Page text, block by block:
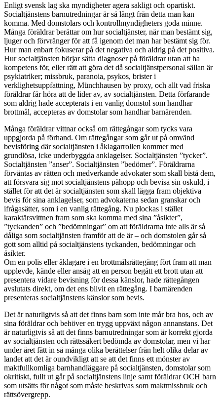
Enligt svensk lag ska myndigheter agera sakligt och opartiskt.
Socialtjänstens barnutredningar är så långt från detta man kan
komma. Med domstolars och kontrollmyndigheters goda minne.
Många föräldrar berättar om hur socialtjänster, när man bestämt sig,
ljuger och förvränger för att få igenom det man har bestämt sig för.
Hur man enbart fokuserar på det negativa och aldrig på det positiva.
Hur socialtjänsten börjar sätta diagnoser på föräldrar utan att ha
kompetens för, eller rätt att göra det då socialtjänstpersonal sällan är
psykiatriker; missbruk, paranoia, psykos, brister i
verklighetsuppfattning, Münchhausen by proxy, och allt vad friska
föräldrar får höra att de lider av, av socialtjänsten. Detta förfarande
som aldrig hade accepterats i en vanlig domstol som handhar
brottmål, accepteras av domstolar som handhar barnärenden.
Många föräldrar vittnar också om rättegångar som tycks vara
uppgjorda på förhand. Om rättegångar som går ut på omvänd
bevisföring där socialtjänsten i åklagarrollen kommer med
grundlösa, icke underbyggda anklagelser. Socialtjänsten ”tycker”.
Socialtjänsten ”anser”. Socialtjänsten ”bedömer”. Föräldrarna
förväntas av rätten och medverkande advokater som skall bistå dem,
att försvara sig mot socialtjänstens påhopp och bevisa sin oskuld, i
stället för att det är socialtjänsten som skall lägga fram objektiva
bevis för sina anklagelser, som advokaterna sedan granskar och
ifrågasätter, som i en vanlig rättegång. Nu plockas i stället
karaktärsvittnen fram som ska komma med sina ”åsikter”,
”tyckanden” och ”bedömningar” om att föräldrarna inte alls är så
dåliga som socialtjänsten framför att de är – och domstolen går så
gott som alltid på socialtjänstens tyckanden, bedömningar och
åsikter.
Om en polis eller åklagare i en brottmålsrättegång fört fram att man
upplevde, kände eller ansåg att en person begått ett brott utan att
presentera vidare bevisning för dessa känslor, hade rättegången
avslutats direkt, om det ens blivit en rättegång. I barnärenden
presenteras socialtjänstens känslor som bevis.
Det är naturligtvis så att det finns barn som inte mår bra hos, och av
sina föräldrar och behöver en trygg uppväxt någon annanstans. Det
är naturligtvis så att det finns barnutredningar som är korrekt gjorda
av socialtjänsten och rättssäkert bedömda av domstolar, men vi har
under året fått in så många olika berättelser från helt olika delar av
landet att det är oundvikligt att se att det finns ett mönster av
maktfullkomliga barnhandläggare på socialtjänsten, domstolar som
okritiskt, fullt ut går på socialtjänstens linje samt föräldrar OCH barn
som utsätts för något som måste beskrivas som maktmissbruk och
rättsövergrepp.